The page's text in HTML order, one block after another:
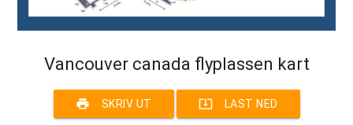
Vancouver canada flyplassen kart
print SKRIV UT system_update_alt LAST NED